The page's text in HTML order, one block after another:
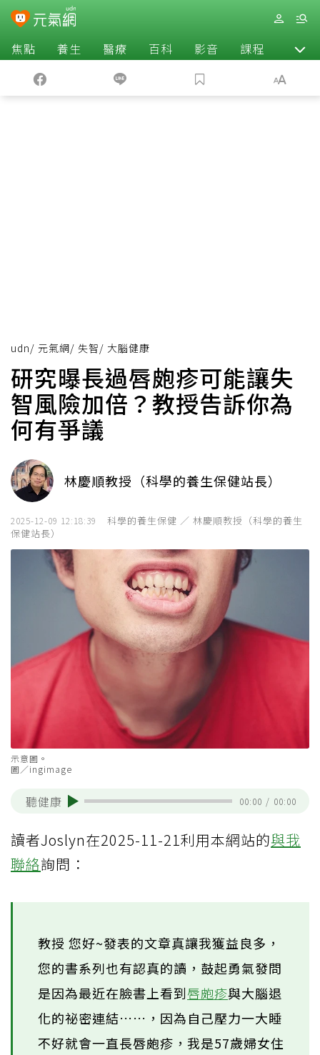
焦點 養生 醫療 百科 影音 課程 退休
udn/ 元氣網/ 失智/ 大腦健康
研究曝長過唇皰疹可能讓失
智風險加倍？教授告訴你為
何有爭議
林慶順教授（科學的養生保健站長）
2025-12-09 12:18:39
科學的養生保健 ／ 林慶順教授（科學的養生
保健站長）
示意圖。
圖／ingimage
聽健康 00:00 / 00:00
讀者Joslyn在2025-11-21利用本網站的與我
聯絡詢問：
教授 您好~發表的文章真讓我獲益良多，
您的書系列也有認真的讀，鼓起勇氣發問
是因為最近在臉書上看到唇皰疹與大腦退
化的祕密連結……，因為自己壓力一大睡
不好就會一直長唇皰疹，我是57歲婦女住